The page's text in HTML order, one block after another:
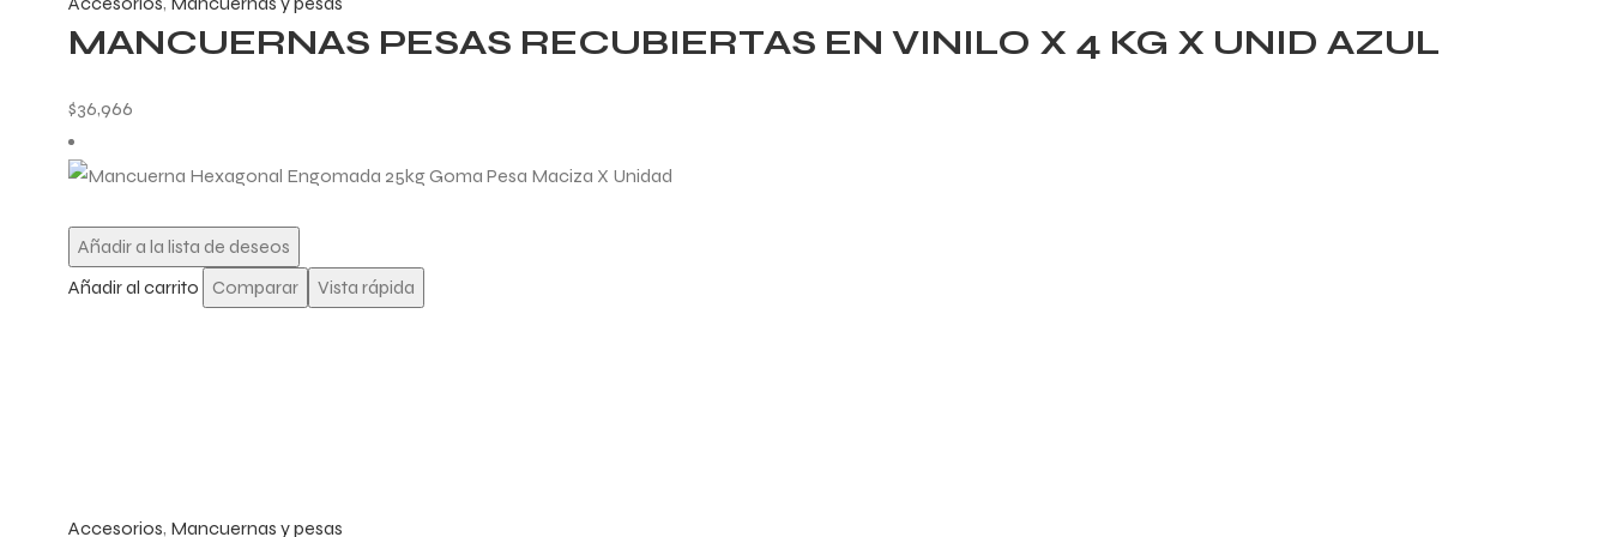
MANCUERNAS PESAS RECUBIERTAS EN VINILO X 4 KG X UNID AZUL
$36,966
Añadir a la lista de deseos
Añadir al carrito
Comparar Vista rápida
Accesorios, Mancuernas y pesas